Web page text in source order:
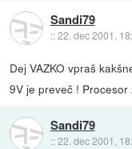
Sandi79
::22. dec 2001,
Dej VAZKO vpraš
9V je preveč !
Sandi79
::22. dec 2001,